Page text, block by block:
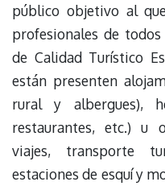
público objetivo al
profesionales de
de Calidad Turístico
están presenten
rural y albergues),
restaurantes, etc.) u
viajes, transporte
estaciones de esquí y